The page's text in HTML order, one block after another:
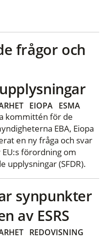
frågor och
EIOPA ESMA
kommittén för de
EBA, Eiopa
en ny fråga och svar
förordning om
upplysningar (SFDR).
synpunkter
av ESRS
REDOVISNING